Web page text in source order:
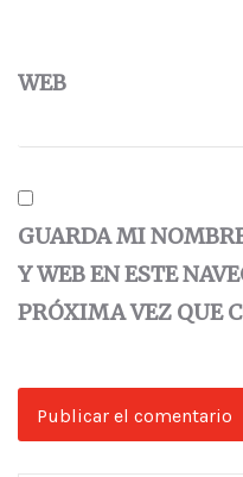
WEB
GUARDA MI
Y WEB EN ESTE
PRÓXIMA VEZ QUE